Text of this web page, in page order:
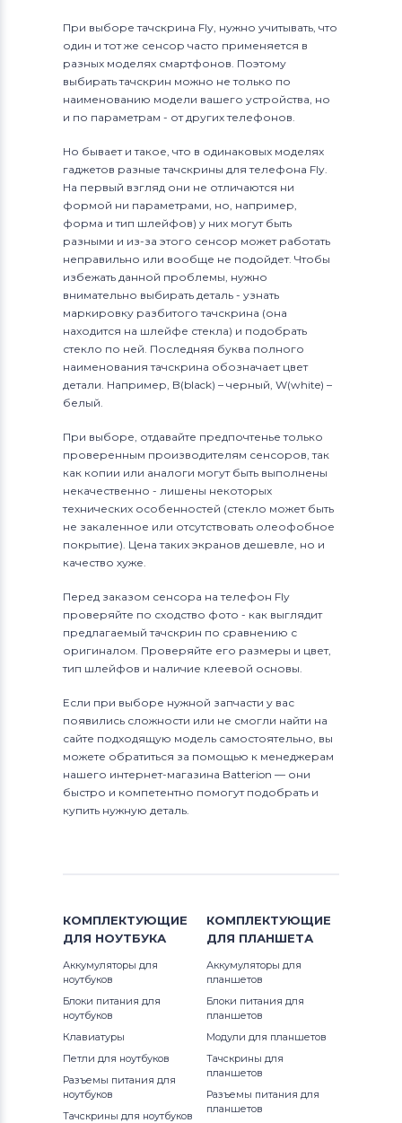
При выборе тачскрина Fly, нужно учитывать, что
один и тот же сенсор часто применяется в
разных моделях смартфонов. Поэтому
выбирать тачскрин можно не только по
наименованию модели вашего устройства, но
и по параметрам - от других телефонов.
Но бывает и такое, что в одинаковых моделях
гаджетов разные тачскрины для телефона Fly.
На первый взгляд они не отличаются ни
формой ни параметрами, но, например,
форма и тип шлейфов) у них могут быть
разными и из-за этого сенсор может работать
неправильно или вообще не подойдет. Чтобы
избежать данной проблемы, нужно
внимательно выбирать деталь - узнать
маркировку разбитого тачскрина (она
находится на шлейфе стекла) и подобрать
стекло по ней. Последняя буква полного
наименования тачскрина обозначает цвет
детали. Например, B(black) – черный, W(white) –
белый.
При выборе, отдавайте предпочтенье только
проверенным производителям сенсоров, так
как копии или аналоги могут быть выполнены
некачественно - лишены некоторых
технических особенностей (стекло может быть
не закаленное или отсутствовать олеофобное
покрытие). Цена таких экранов дешевле, но и
качество хуже.
Перед заказом сенсора на телефон Fly
проверяйте по сходство фото - как выглядит
предлагаемый тачскрин по сравнению с
оригиналом. Проверяйте его размеры и цвет,
тип шлейфов и наличие клеевой основы.
Если при выборе нужной запчасти у вас
появились сложности или не смогли найти на
сайте подходящую модель самостоятельно, вы
можете обратиться за помощью к менеджерам
нашего интернет-магазина Batterion — они
быстро и компетентно помогут подобрать и
купить нужную деталь.
КОМПЛЕКТУЮЩИЕ
ДЛЯ НОУТБУКА
Аккумуляторы для
ноутбуков
Блоки питания для
ноутбуков
Клавиатуры
Петли для ноутбуков
Разъемы питания для
ноутбуков
Тачскрины для ноутбуков
КОМПЛЕКТУЮЩИЕ
ДЛЯ ПЛАНШЕТА
Аккумуляторы для
планшетов
Блоки питания для
планшетов
Модули для планшетов
Тачскрины для
планшетов
Разъемы питания для
планшетов